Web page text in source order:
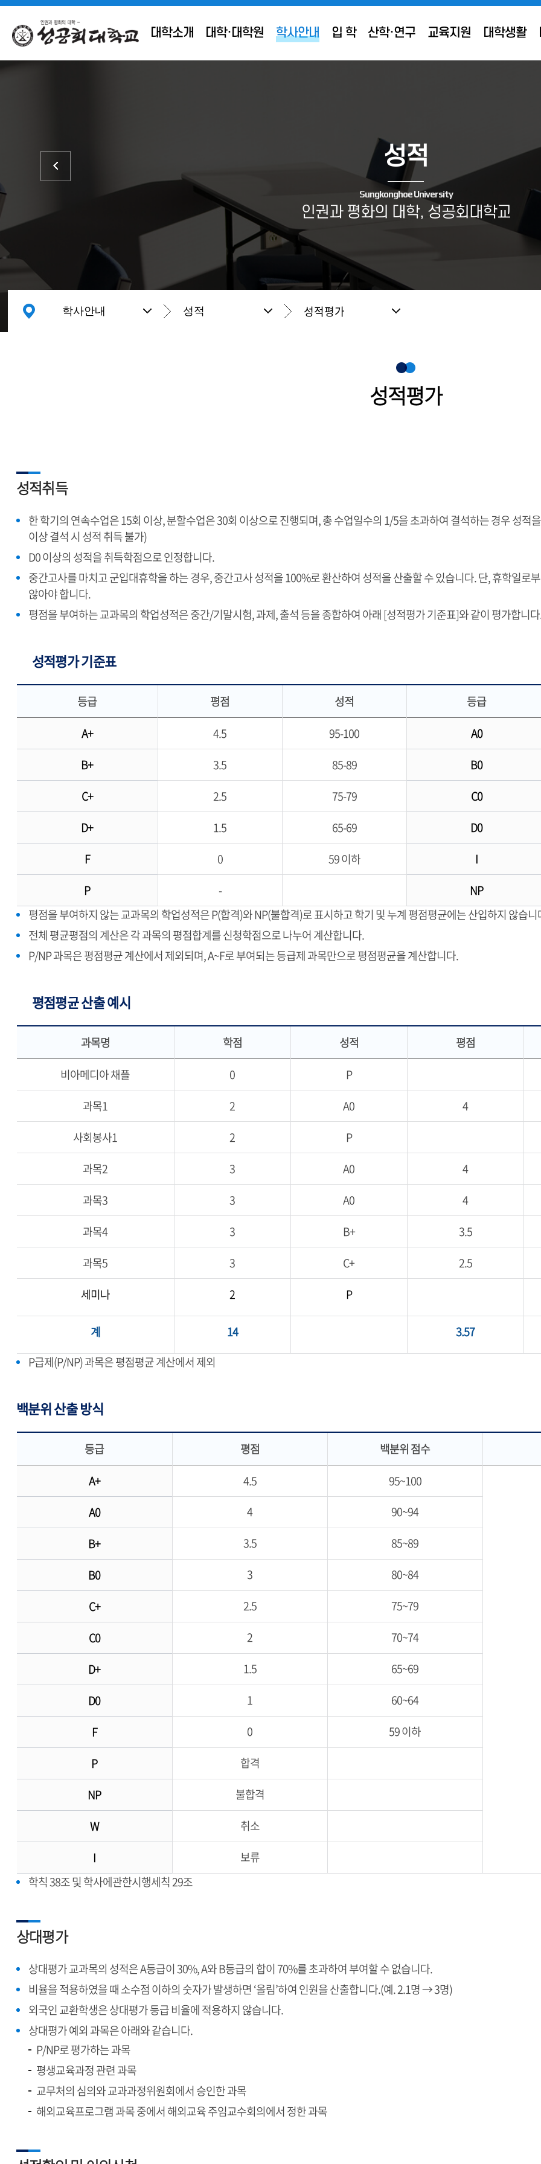
대학소개 대학·대학원 학사안내 입 학 산학·연구 교육지원 대학생활
성적
Sungkonghoe University
인권과 평화의 대학, 성공회대학교
학사안내 성적 성적평가
성적평가
성적취득
한 학기의 연속수업은 15회 이상, 분할수업은 30회 이상으로 진행되며, 총 수업일수의 1/5을 초과하여 결석하는 경우 성적
이상 결석 시 성적 취득 불가)
D0 이상의 성적을 취득학점으로 인정합니다.
중간고사를 마치고 군입대휴학을 하는 경우, 중간고사 성적을 100%로 환산하여 성적을 산출할 수 있습니다. 단, 휴학일로
않아야 합니다.
평점을 부여하는 교과목의 학업성적은 중간/기말시험, 과제, 출석 등을 종합하여 아래 [성적평가 기준표]와 같이 평가합니
성적평가 기준표
등급 평점 성적 등급
A+
4.5 95-100 A0
B+
3.5 85-89 B0
C+
2.5 75-79 C0
D+
1.5 65-69 D0
F
0 59 이하 I
P
- NP
평점을 부여하지 않는 교과목의 학업성적은 P(합격)와 NP(불합격)로 표시하고 학기 및 누계 평점평균에는 산입하지 않습니
전체 평균평점의 계산은 각 과목의 평점합계를 신청학점으로 나누어 계산합니다.
P/NP 과목은 평점평균 계산에서 제외되며, A~F로 부여되는 등급제 과목만으로 평점평균을 계산합니다.
평점평균 산출 예시
과목명 학점 성적 평점
비아메디아 채플
0 P
과목1 2 A0 4
사회봉사1
2
P
과목2
3 A0 4
과목3
3 A0 4
과목4
3 B+ 3.5
과목5
3 C+ 2.5
세미나
2 P
계 14 3.57
P급제(P/NP) 과목은 평점평균 계산에서 제외
백분위 산출 방식
등급 평점 백분위 점수
A+
4.5 95~100
A0 4
90~94
B+
3.5
85~89
B0
3
80~84
C+
2.5
75~79
C0
2
70~74
D+
1.5
65~69
D0
1
60~64
F
0
59 이하
P
합격
NP
불합격
W
취소
I
보류
학칙 38조 및 학사에관한시행세칙 29조
상대평가
상대평가 교과목의 성적은 A등급이 30%, A와 B등급의 합이 70%를 초과하여 부여할 수 없습니다.
비율을 적용하였을 때 소수점 이하의 숫자가 발생하면 ‘올림’하여 인원을 산출합니다.(예. 2.1명 → 3명)
외국인 교환학생은 상대평가 등급 비율에 적용하지 않습니다.
상대평가 예외 과목은 아래와 같습니다.
P/NP로 평가하는 과목
평생교육과정 관련 과목
교무처의 심의와 교과과정위원회에서 승인한 과목
해외교육프로그램 과목 중에서 해외교육 주임교수회의에서 정한 과목